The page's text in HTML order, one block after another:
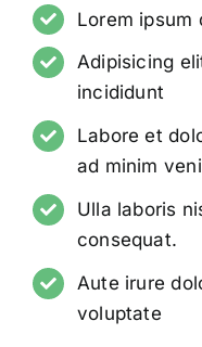
Lorem
Adipisicing
incididunt
Labore et
ad minim
Ulla laboris
consequat.
Aute irure
voluptate